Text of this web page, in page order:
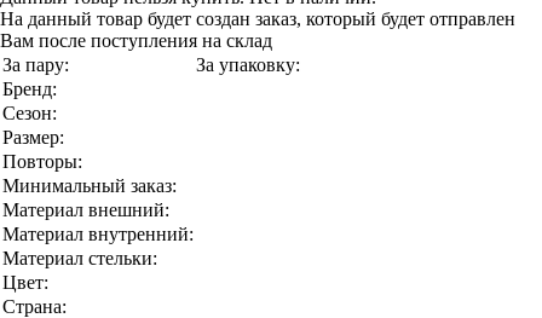
На данный товар будет создан заказ, который будет отправлен
Вам после поступления на склад
За пару:
За упаковку:
Бренд:
Сезон:
Размер:
Повторы:
Минимальный заказ:
Материал внешний:
Материал внутренний:
Материал стельки:
Цвет:
Страна: